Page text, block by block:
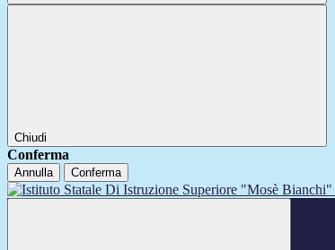
Chiudi
Conferma
Annulla Conferma